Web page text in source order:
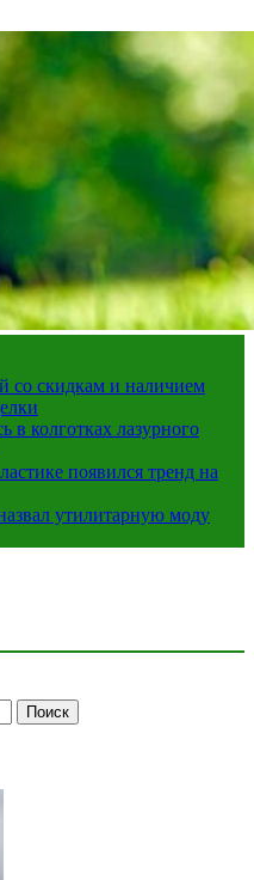
со скидкам и наличием
в колготках лазурного
появился тренд на
утилитарную моду